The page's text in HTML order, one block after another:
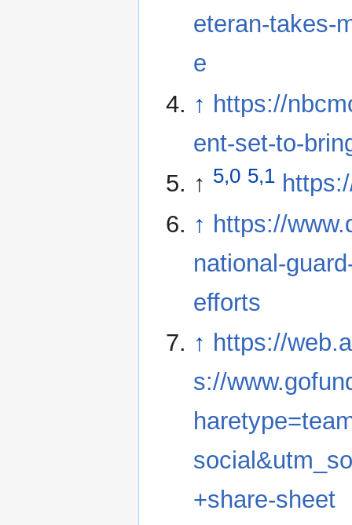
eteran-takes-
e
↑ https://
ent-set-to-
↑ 5,0 5,1
↑ https://
national-
efforts
↑ https://
s://
+share-sheet